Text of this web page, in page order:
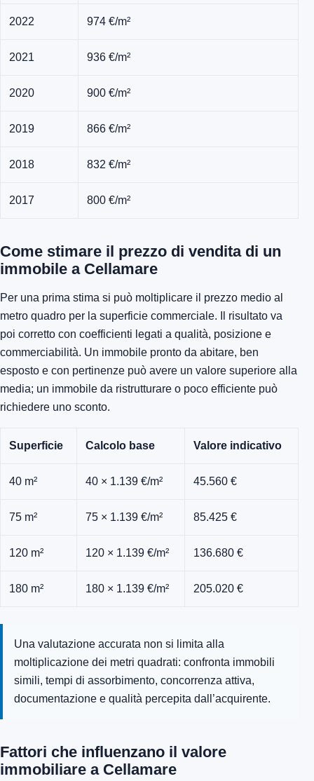
2022 974 €/m²
2021 936 €/m²
2020 900 €/m²
2019 866 €/m²
2018 832 €/m²
2017 800 €/m²
Come stimare il prezzo di vendita di un
immobile a Cellamare
Per una prima stima si può moltiplicare il prezzo medio al
metro quadro per la superficie commerciale. Il risultato va
poi corretto con coefficienti legati a qualità, posizione e
commerciabilità. Un immobile pronto da abitare, ben
esposto e con pertinenze può avere un valore superiore alla
media; un immobile da ristrutturare o poco efficiente può
richiedere uno sconto.
Superficie Calcolo base Valore indicativo
40 m² 40 × 1.139 €/m² 45.560 €
75 m² 75 × 1.139 €/m² 85.425 €
120 m² 120 × 1.139 €/m² 136.680 €
180 m² 180 × 1.139 €/m² 205.020 €
Una valutazione accurata non si limita alla
moltiplicazione dei metri quadrati: confronta immobili
simili, tempi di assorbimento, concorrenza attiva,
documentazione e qualità percepita dall’acquirente.
Fattori che influenzano il valore
immobiliare a Cellamare